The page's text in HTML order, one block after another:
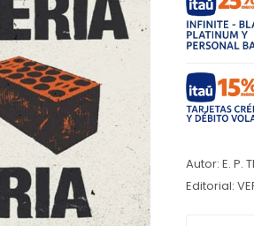
Autor: E. P.
Editorial: